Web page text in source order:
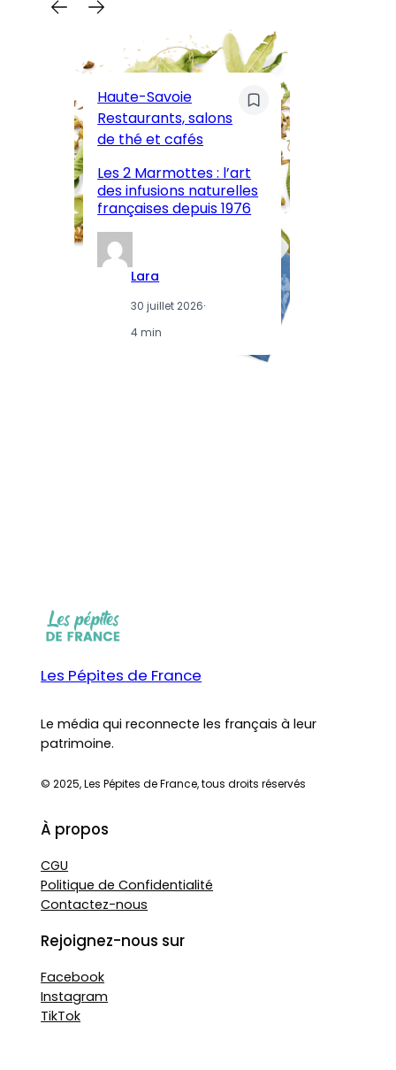
Haute-Savoie
Restaurants, salons
de thé et cafés
Les 2 Marmottes : l’art
des infusions naturelles
françaises depuis 1976
Lara
30 juillet 2026·
4 min
Les Pépites de France
Le média qui reconnecte les français à leur
patrimoine.
© 2025, Les Pépites de France, tous droits réservés
À propos
CGU
Politique de Confidentialité
Contactez-nous
Rejoignez-nous sur
Facebook
Instagram
TikTok